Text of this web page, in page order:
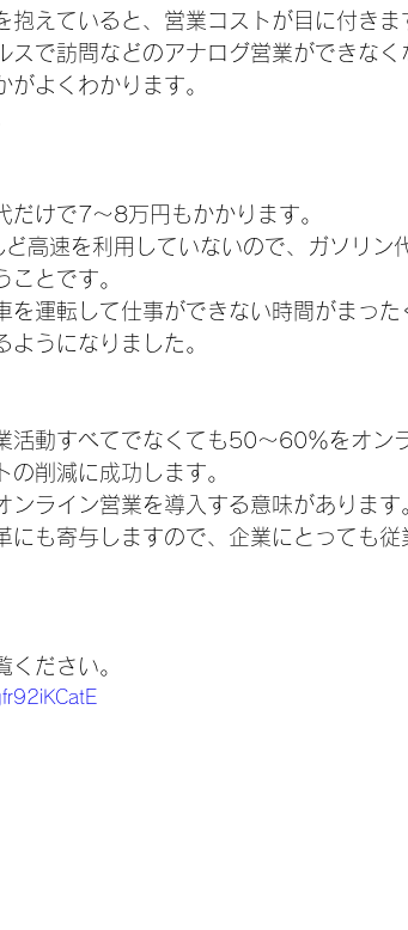
抱えていると、営業コストが目に付きま
スで訪問などのアナログ営業ができな
がよくわかります。
だけで7～8万円もかかります。
高速を利用していないので、ガソリ
ことです。
を運転して仕事ができない時間がまっ
ようになりました。
活動すべてでなくても50～60％をオン
の削減に成功します。
ンライン営業を導入する意味があります
にも寄与しますので、企業にとっても
ください。